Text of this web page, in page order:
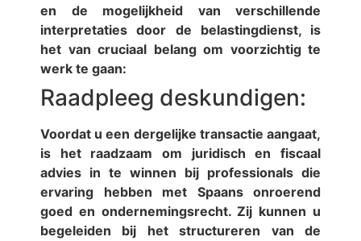
en de mogelijkheid van verschillende
interpretaties door de belastingdienst, is
het van cruciaal belang om voorzichtig te
werk te gaan:
Raadpleeg deskundigen:
Voordat u een dergelijke transactie aangaat,
is het raadzaam om juridisch en fiscaal
advies in te winnen bij professionals die
ervaring hebben met Spaans onroerend
goed en ondernemingsrecht. Zij kunnen u
begeleiden bij het structureren van de